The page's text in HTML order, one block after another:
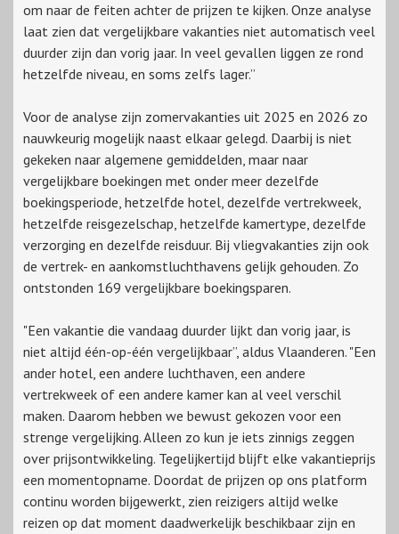
om naar de feiten achter de prijzen te kijken. Onze analyse
laat zien dat vergelijkbare vakanties niet automatisch veel
duurder zijn dan vorig jaar. In veel gevallen liggen ze rond
hetzelfde niveau, en soms zelfs lager.”
Voor de analyse zijn zomervakanties uit 2025 en 2026 zo
nauwkeurig mogelijk naast elkaar gelegd. Daarbij is niet
gekeken naar algemene gemiddelden, maar naar
vergelijkbare boekingen met onder meer dezelfde
boekingsperiode, hetzelfde hotel, dezelfde vertrekweek,
hetzelfde reisgezelschap, hetzelfde kamertype, dezelfde
verzorging en dezelfde reisduur. Bij vliegvakanties zijn ook
de vertrek- en aankomstluchthavens gelijk gehouden. Zo
ontstonden 169 vergelijkbare boekingsparen.
"Een vakantie die vandaag duurder lijkt dan vorig jaar, is
niet altijd één-op-één vergelijkbaar”, aldus Vlaanderen. "Een
ander hotel, een andere luchthaven, een andere
vertrekweek of een andere kamer kan al veel verschil
maken. Daarom hebben we bewust gekozen voor een
strenge vergelijking. Alleen zo kun je iets zinnigs zeggen
over prijsontwikkeling. Tegelijkertijd blijft elke vakantieprijs
een momentopname. Doordat de prijzen op ons platform
continu worden bijgewerkt, zien reizigers altijd welke
reizen op dat moment daadwerkelijk beschikbaar zijn en